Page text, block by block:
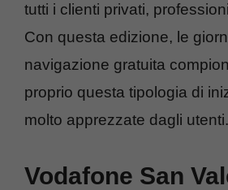
tutti i clienti privati,
Con questa edizione, le
navigazione gratuita
proprio questa tipologia di
molto apprezzate dagli utenti.
Vodafone San